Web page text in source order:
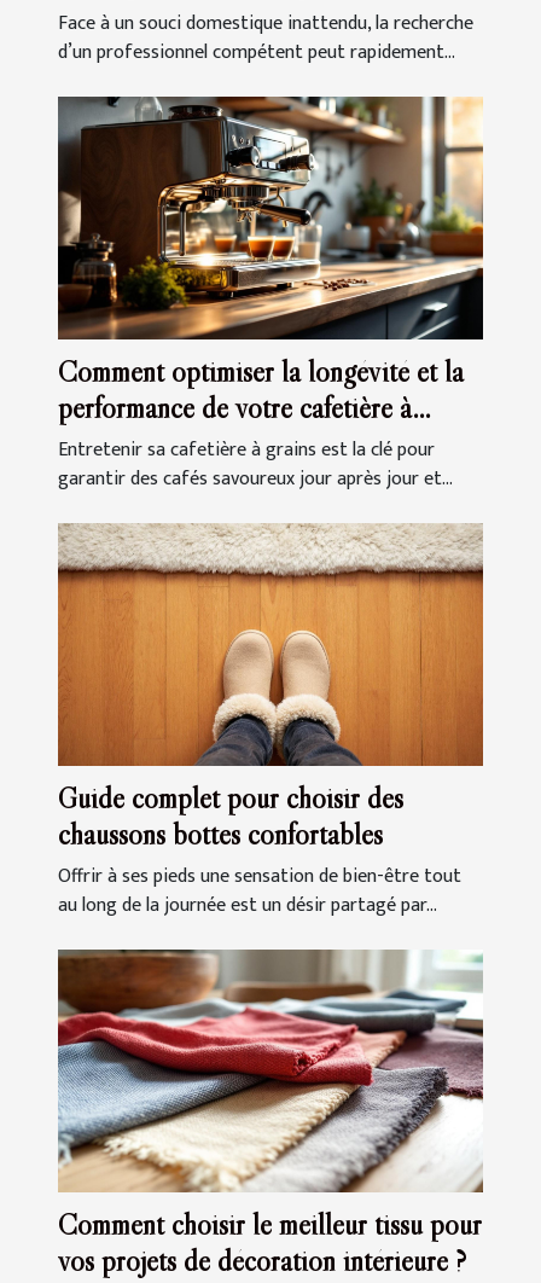
Face à un souci domestique inattendu, la recherche
d’un professionnel compétent peut rapidement...
Comment optimiser la longévité et la
performance de votre cafetière à
grains ?
Entretenir sa cafetière à grains est la clé pour
garantir des cafés savoureux jour après jour et...
Guide complet pour choisir des
chaussons bottes confortables
Offrir à ses pieds une sensation de bien-être tout
au long de la journée est un désir partagé par...
Comment choisir le meilleur tissu pour
vos projets de décoration intérieure ?